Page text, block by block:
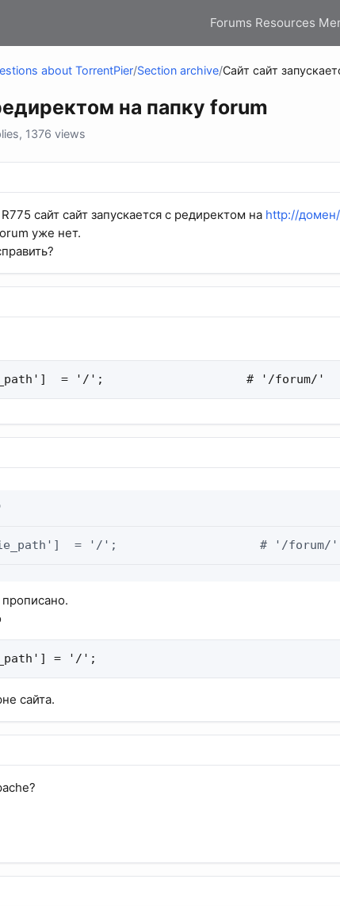
Forums Resources
about TorrentPier/Section archive/Сайт сайт
на папку forum
1376 views
сайт сайт запускается с редиректом на http://
уже нет.
= '/';                    # '/forum/'
= '/';                    # '/forum/'
= '/';
сайта.